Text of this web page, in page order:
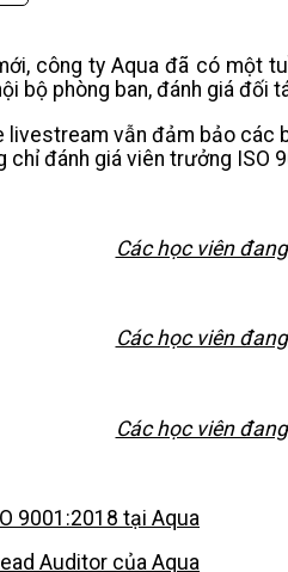
công ty Aqua đã có một
bộ phòng ban, đánh giá đối
livestream vẫn đảm bảo các
đánh giá viên trưởng ISO
Các học viên
Các học viên
Các học viên
9001:2018 tại Aqua